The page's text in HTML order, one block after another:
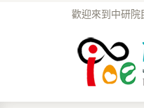
歡迎來到中研院